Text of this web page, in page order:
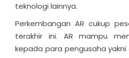
teknologi lainnya.
Perkembangan AR cukup
terakhir ini. AR mampu
kepada para pengusaha